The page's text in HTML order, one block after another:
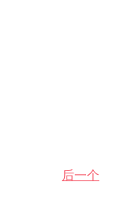
后一个